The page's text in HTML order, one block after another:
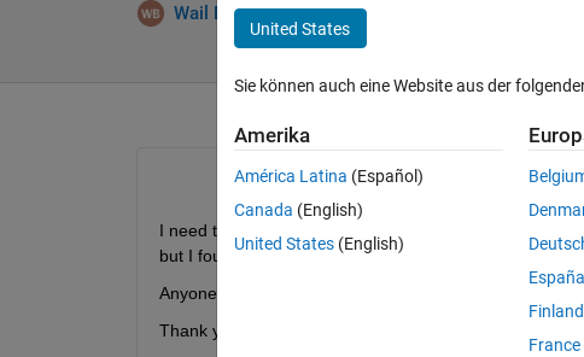
Wail Boumchita 15 Jan. 2020
I need to connect Matlab to Blender and send data
but I found nothing.
Anyone can help?
Thank you in advance.
United States
Sie können auch eine Website aus der
Amerika
América Latina (Español)
Canada (English)
United States (English)
España
Finland
France